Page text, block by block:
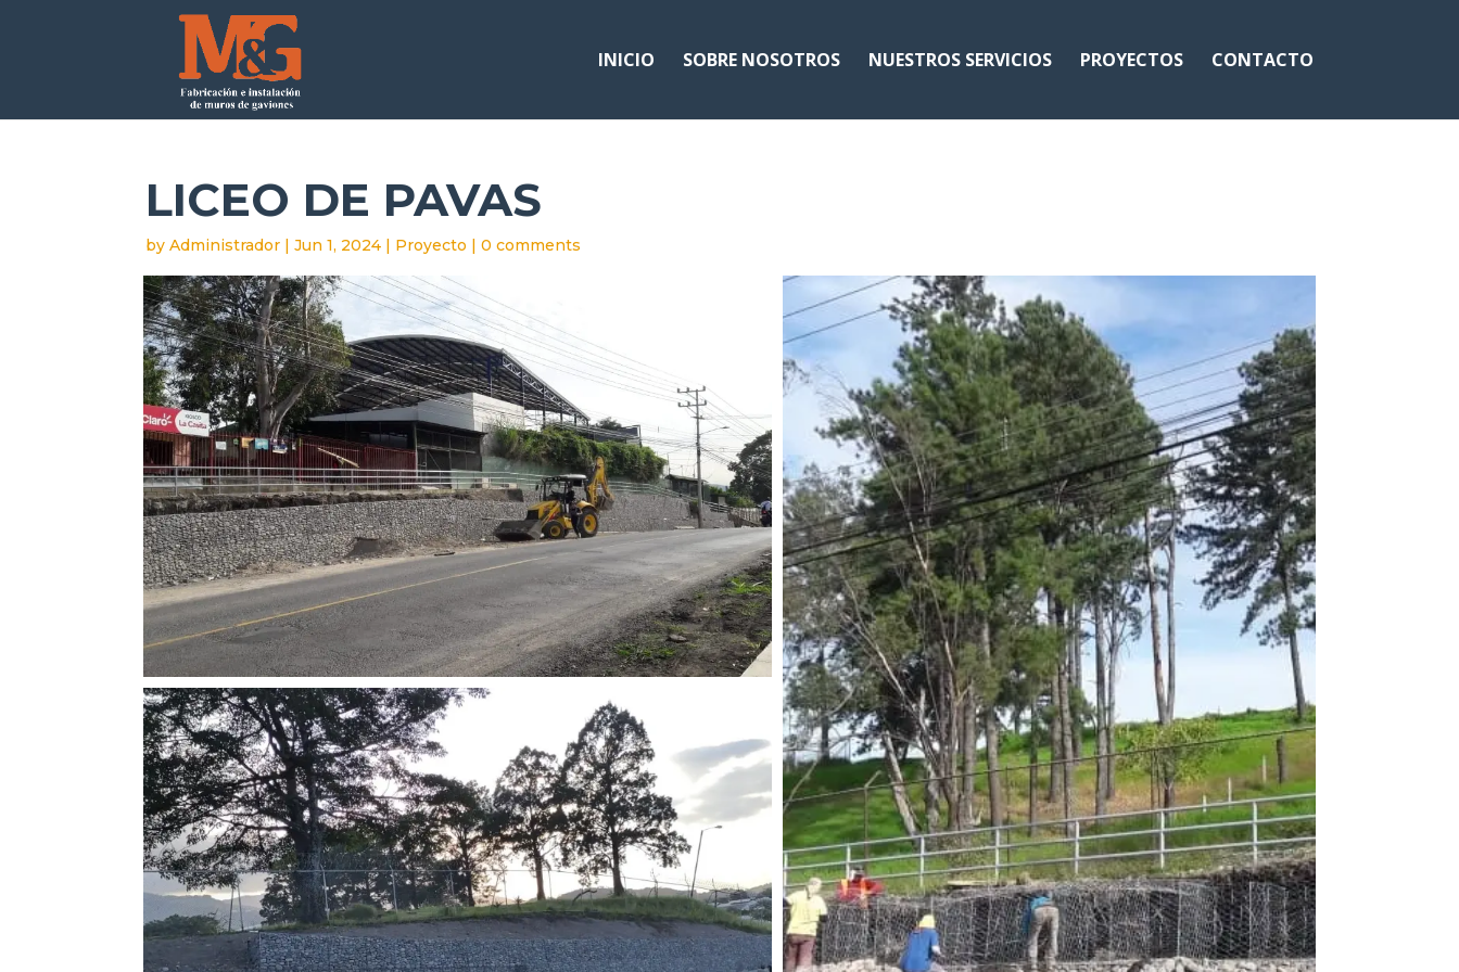
INICIO SOBRE NOSOTROS NUESTROS SERVICIOS PROYECTOS CONTACTO
LICEO DE PAVAS
byAdministrador |Jun 1, 2024 | Proyecto |0 comments